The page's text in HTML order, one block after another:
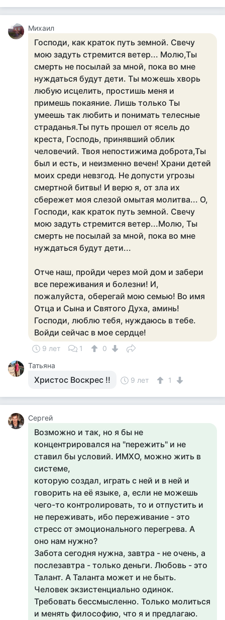
Михаил
Господи, как краток путь земной. Свечу
мою задуть стремится ветер... Молю,Ты
смерть не посылай за мной, пока во мне
нуждаться будут дети. Ты можешь хворь
любую исцелить, простишь меня и
примешь покаяние. Лишь только Ты
умеешь так любить и понимать телесные
страданья.Ты путь прошел от ясель до
креста, Господь, принявший облик
человечий. Твоя непостижима доброта,Ты
был и есть, и неизменно вечен! Храни детей
моих среди невзгод. Не допусти угрозы
смертной битвы! И верю я, от зла их
сбережет моя слезой омытая молитва... О,
Господи, как краток путь земной. Свечу
мою задуть стремится ветер...Молю, Ты
смерть не посылай за мной, пока во мне
нуждаться будут дети...
Отче наш, пройди через мой дом и забери
все переживания и болезни! И,
пожалуйста, оберегай мою семью! Во имя
Отца и Сына и Святого Духа, аминь!
Господи, люблю тебя, нуждаюсь в тебе.
Войди сейчас в мое сердце!
9 лет 1
0
Татьяна
Христос Воскрес !! 9 лет 1
Сергей
Возможно и так, но я бы не
концентрировался на "пережить" и не
ставил бы условий. ИМХО, можно жить в
системе,
которую создал, играть с ней и в ней и
говорить на её языке, а, если не можешь
чего-то контролировать, то и отпустить и
не переживать, ибо переживание - это
стресс от эмоционального перегрева. А
оно нам нужно?
Забота сегодня нужна, завтра - не очень, а
послезавтра - только деньги. Любовь - это
Талант. А Таланта может и не быть.
Человек экзистенциально одинок.
Требовать бессмысленно. Только молиться
и менять философию, что я и предлагаю.